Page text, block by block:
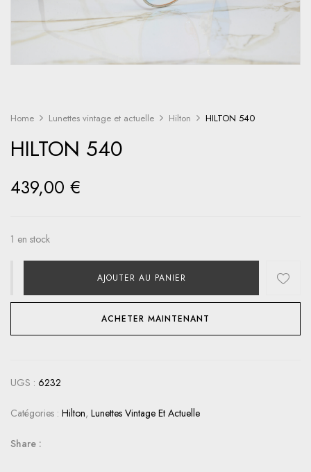
Home Lunettes vintage et actuelle Hilton HILTON 540
HILTON 540
439,00 €
1 en stock
AJOUTER AU PANIER
ACHETER MAINTENANT
UGS : 6232
Catégories : Hilton, Lunettes Vintage Et Actuelle
Share :